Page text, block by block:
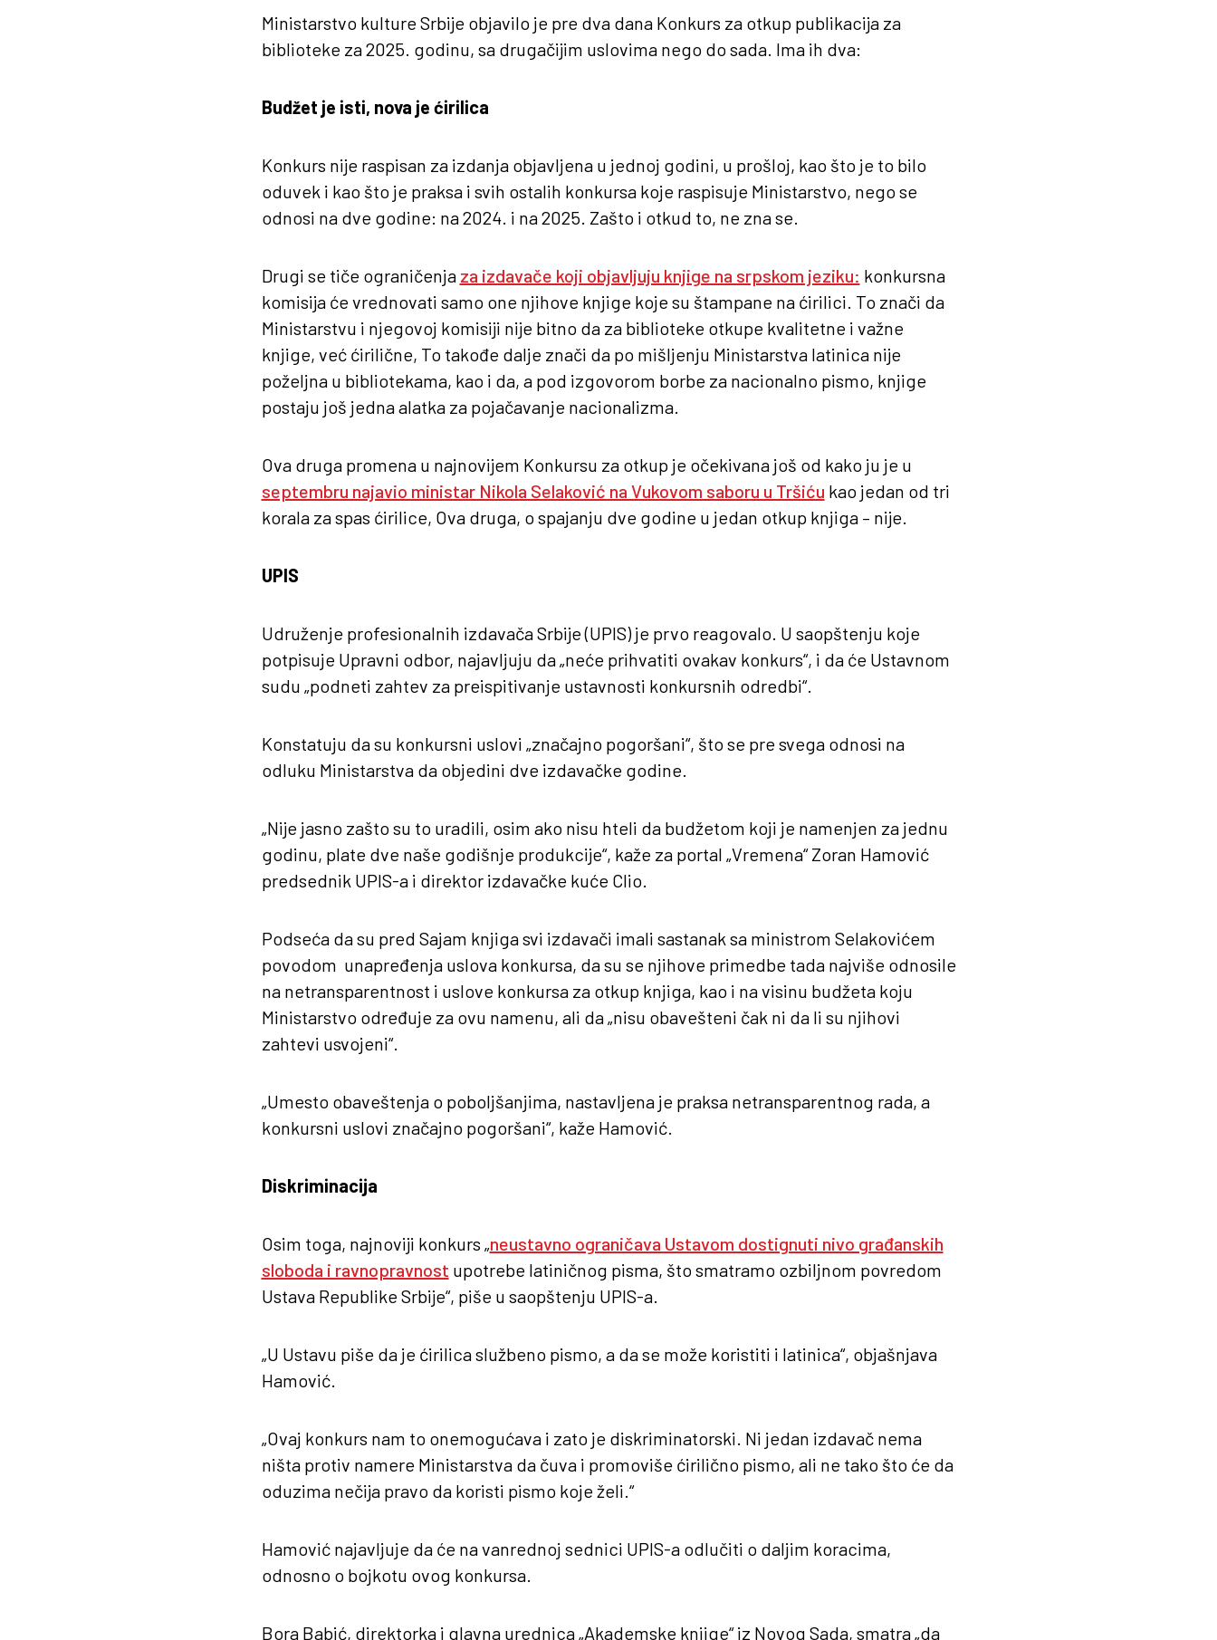
Ministarstvo kulture Srbije objavilo je pre dva dana Konkurs za otkup publikacija za
biblioteke za 2025. godinu, sa drugačijim uslovima nego do sada. Ima ih dva:
Budžet je isti, nova je ćirilica
Konkurs nije raspisan za izdanja objavljena u jednoj godini, u prošloj, kao što je to bilo
oduvek i kao što je praksa i svih ostalih konkursa koje raspisuje Ministarstvo, nego se
odnosi na dve godine: na 2024. i na 2025. Zašto i otkud to, ne zna se.
Drugi se tiče ograničenja za izdavače koji objavljuju knjige na srpskom jeziku: konkursna
komisija će vrednovati samo one njihove knjige koje su štampane na ćirilici. To znači da
Ministarstvu i njegovoj komisiji nije bitno da za biblioteke otkupe kvalitetne i važne
knjige, već ćirilične, To takođe dalje znači da po mišljenju Ministarstva latinica nije
poželjna u bibliotekama, kao i da, a pod izgovorom borbe za nacionalno pismo, knjige
postaju još jedna alatka za pojačavanje nacionalizma.
Ova druga promena u najnovijem Konkursu za otkup je očekivana još od kako ju je u
septembru najavio ministar Nikola Selaković na Vukovom saboru u Tršiću kao jedan od tri
korala za spas ćirilice, Ova druga, o spajanju dve godine u jedan otkup knjiga – nije.
UPIS
Udruženje profesionalnih izdavača Srbije (UPIS) je prvo reagovalo. U saopštenju koje
potpisuje Upravni odbor, najavljuju da „neće prihvatiti ovakav konkurs“, i da će Ustavnom
sudu „podneti zahtev za preispitivanje ustavnosti konkursnih odredbi“.
Konstatuju da su konkursni uslovi „značajno pogoršani“, što se pre svega odnosi na
odluku Ministarstva da objedini dve izdavačke godine.
„Nije jasno zašto su to uradili, osim ako nisu hteli da budžetom koji je namenjen za jednu
godinu, plate dve naše godišnje produkcije“, kaže za portal „Vremena“ Zoran Hamović
predsednik UPIS-a i direktor izdavačke kuće Clio.
Podseća da su pred Sajam knjiga svi izdavači imali sastanak sa ministrom Selakovićem
povodom unapređenja uslova konkursa, da su se njihove primedbe tada najviše odnosile
na netransparentnost i uslove konkursa za otkup knjiga, kao i na visinu budžeta koju
Ministarstvo određuje za ovu namenu, ali da „nisu obavešteni čak ni da li su njihovi
zahtevi usvojeni“.
„Umesto obaveštenja o poboljšanjima, nastavljena je praksa netransparentnog rada, a
konkursni uslovi značajno pogoršani“, kaže Hamović.
Diskriminacija
Osim toga, najnoviji konkurs „neustavno ograničava Ustavom dostignuti nivo građanskih
sloboda i ravnopravnost upotrebe latiničnog pisma, što smatramo ozbiljnom povredom
Ustava Republike Srbije“, piše u saopštenju UPIS-a.
„U Ustavu piše da je ćirilica službeno pismo, a da se može koristiti i latinica“, objašnjava
Hamović.
„Ovaj konkurs nam to onemogućava i zato je diskriminatorski. Ni jedan izdavač nema
ništa protiv namere Ministarstva da čuva i promoviše ćirilično pismo, ali ne tako što će da
oduzima nečija pravo da koristi pismo koje želi.“
Hamović najavljuje da će na vanrednoj sednici UPIS-a odlučiti o daljim koracima,
odnosno o bojkotu ovog konkursa.
Bora Babić, direktorka i glavna urednica „Akademske knjige“ iz Novog Sada, smatra „da